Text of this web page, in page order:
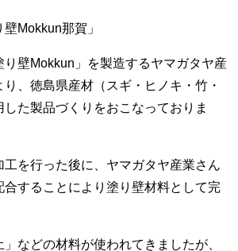
Mokkun那賀」
り壁Mokkun」を製造するヤマガタヤ産
、徳島県産材（スギ・ヒノキ・竹・
した製品づくりをおこなっておりま
を行った後に、ヤマガタヤ産業さん
合することにより塗り壁材料として完
などの材料が使われてきましたが、